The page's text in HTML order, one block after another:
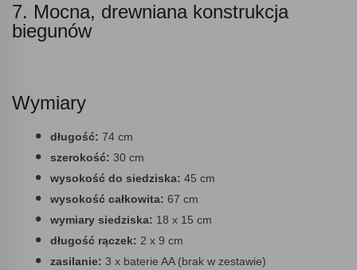
7. Mocna, drewniana konstrukcja
biegunów
Wymiary
długość: 74 cm
szerokość: 30 cm
wysokość do siedziska: 45 cm
wysokość całkowita: 67 cm
wymiary siedziska: 18 x 15 cm
długość rączek: 2 x 9 cm
zasilanie: 3 x baterie AA (brak w zestawie)